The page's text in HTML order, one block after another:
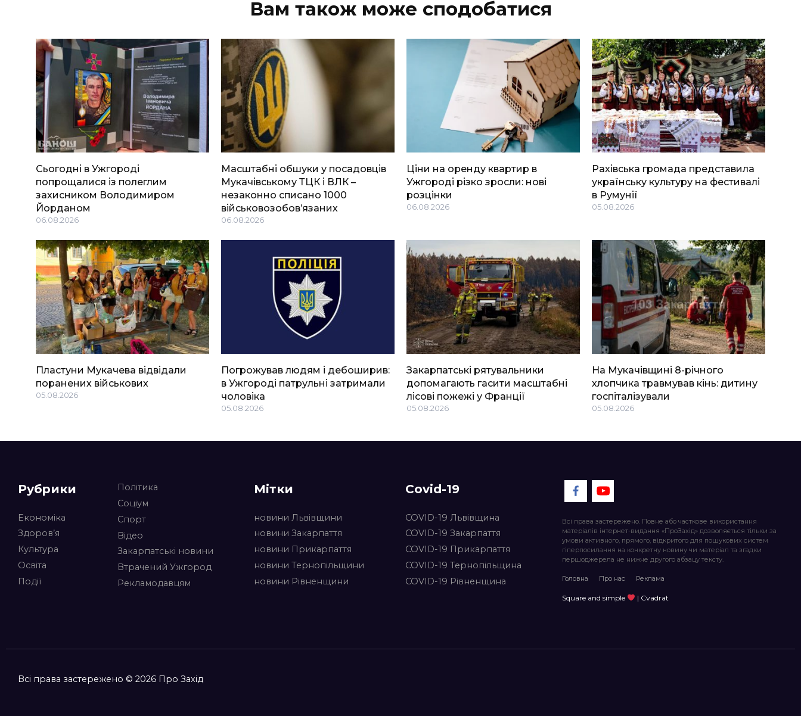
Вам також може сподобатися
Сьогодні в Ужгороді
попрощалися із полеглим
захисником Володимиром
Йорданом
06.08.2026
Масштабні обшуки у посадовців
Мукачівському ТЦК і ВЛК –
незаконно списано 1000
військовозобов’язаних
06.08.2026
Ціни на оренду квартир в
Ужгороді різко зросли: нові
розцінки
06.08.2026
Рахівська громада представила
українську культуру на фестивалі
в Румунії
05.08.2026
Пластуни Мукачева відвідали
поранених військових
05.08.2026
Погрожував людям і дебоширив:
в Ужгороді патрульні затримали
чоловіка
05.08.2026
Закарпатські рятувальники
допомагають гасити масштабні
лісові пожежі у Франції
05.08.2026
На Мукачівщині 8-річного
хлопчика травмував кінь: дитину
госпіталізували
05.08.2026
Рубрики
Економіка
Здоров’я
Культура
Освіта
Події
Політика
Соціум
Спорт
Відео
Закарпатські новини
Втрачений Ужгород
Рекламодавцям
Мітки
новини Львівщини
новини Закарпаття
новини Прикарпаття
новини Тернопільщини
новини Рівненщини
Covid-19
COVID-19 Львівщина
COVID-19 Закарпаття
COVID-19 Прикарпаття
COVID-19 Тернопільщина
COVID-19 Рівненщина
Всі права застережено. Повне або часткове використання
матеріалів інтернет-видання «ПроЗахід» дозволяється тільки за
умови активного, прямого, відкритого для пошукових систем
гіперпосилання на конкретну новину чи матеріал та згадки
першоджерела не нижче другого абзацу тексту.
Головна Про нас Реклама
Square and simple | Cvadrat
Всі права застережено © 2026 Про Захід